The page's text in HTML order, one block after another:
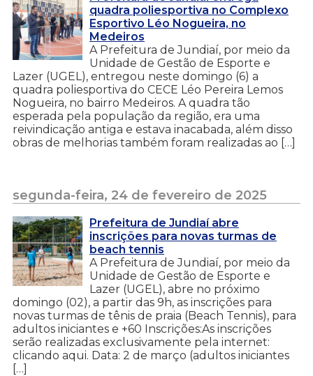
quadra poliesportiva no Complexo
Esportivo Léo Nogueira, no
Medeiros
A Prefeitura de Jundiaí, por meio da
Unidade de Gestão de Esporte e
Lazer (UGEL), entregou neste domingo (6) a
quadra poliesportiva do CECE Léo Pereira Lemos
Nogueira, no bairro Medeiros. A quadra tão
esperada pela população da região, era uma
reivindicação antiga e estava inacabada, além disso
obras de melhorias também foram realizadas ao […]
segunda-feira, 24 de fevereiro de 2025
Prefeitura de Jundiaí abre
inscrições para novas turmas de
beach tennis
A Prefeitura de Jundiaí, por meio da
Unidade de Gestão de Esporte e
Lazer (UGEL), abre no próximo
domingo (02), a partir das 9h, as inscrições para
novas turmas de tênis de praia (Beach Tennis), para
adultos iniciantes e +60 Inscrições:As inscrições
serão realizadas exclusivamente pela internet:
clicando aqui. Data: 2 de março (adultos iniciantes
[…]